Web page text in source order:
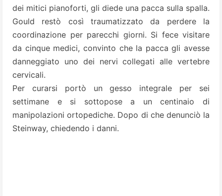
dei mitici pianoforti, gli diede una pacca sulla spalla.
Gould restò così traumatizzato da perdere la
coordinazione per parecchi giorni. Si fece visitare
da cinque medici, convinto che la pacca gli avesse
danneggiato uno dei nervi collegati alle vertebre
cervicali.
Per curarsi portò un gesso integrale per sei
settimane e si sottopose a un centinaio di
manipolazioni ortopediche. Dopo di che denunciò la
Steinway, chiedendo i danni.